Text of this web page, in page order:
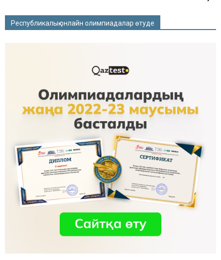
Республикалық онлайн олимпиадалар өтуде